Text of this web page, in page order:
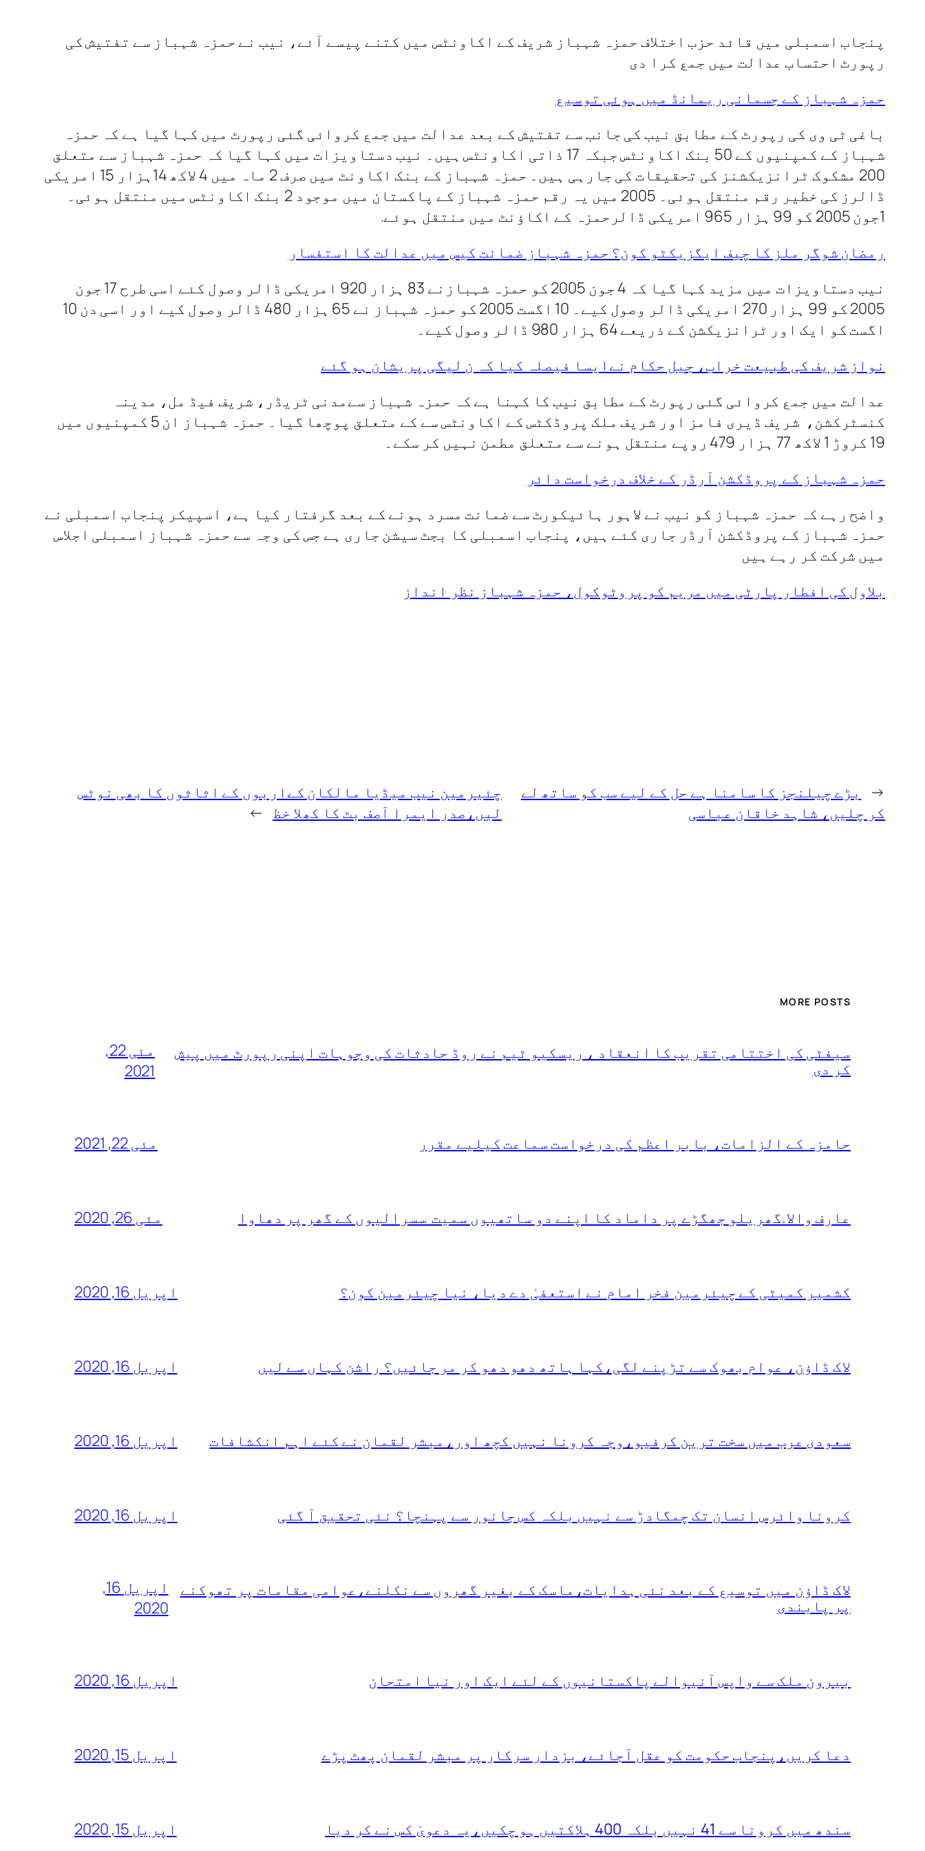
پنجاب اسمبلی میں قائد حزب اختلاف حمزہ شہباز شریف کے اکاونٹس میں کتنے پیسے آئے، نیب نے حمزہ شہباز سے تفتیش کی
رپورٹ احتساب عدالت میں جمع کرا دی
حمزہ شہباز کے جسمانی ریمانڈ میں ہوئی توسیع
باغی ٹی وی کی رپورٹ کے مطابق نیب کی جانب سے تفتیش کے بعد عدالت میں جمع کروائی گئی رپورٹ میں کہا گیا ہے کہ حمزہ
شہباز کے کمپنیوں کے 50 بنک اکاونٹس جبکہ 17 ذاتی اکاونٹس ہیں۔ نیب دستاویزات میں کہا گیا کہ حمزہ شہباز سے متعلق
200 مشکوک ٹرانزیکشنز کی تحقیقات کی جارہی ہیں۔ حمزہ شہباز کے بنک اکاونٹ میں صرف 2 ماہ میں 4 لاکھ 14ہزار 15 امریکی
ڈالرز کی خطیر رقم منتقل ہوئی۔ 2005 میں یہ رقم حمزہ شہباز کے پاکستان میں موجود 2 بنک اکاونٹس میں منتقل ہوئی۔
1جون 2005 کو 99 ہزار 965 امریکی ڈالرحمزہ کے اکاؤنٹ میں منتقل ہوئے.
رمضان شوگر ملز کا چیف ایگزیکٹو کون؟ حمزہ شہباز ضمانت کیس میں عدالت کا استفسار
نیب دستاویزات میں مزید کہا گیا کہ 4 جون 2005 کو حمزہ شہبازنے 83 ہزار 920 امریکی ڈالر وصول کئے اسی طرح 17 جون
2005 کو 99 ہزار 270 امریکی ڈالر وصول کیے۔ 10 اگست 2005 کو حمزہ شہباز نے 65 ہزار 480 ڈالر وصول کیے اور اسی دن 10
اگست کو ایک اور ٹرانزیکشن کے ذریعے 64 ہزار 980 ڈالر وصول کیے۔
نواز شریف کی طبیعت خراب، جیل حکام نےایسا فیصلہ کیا کہ ن لیگی پریشان ہو گئے
عدالت میں جمع کروائی گئی رپورٹ کے مطابق نیب کا کہنا ہے کہ حمزہ شہباز سےمدنی ٹریڈر، شریف فیڈ مل، مدینہ
کنسٹرکشن، شریف ڈیری فامز اور شریف ملک پروڈکٹس کے اکاونٹس سے کے متعلق پوچھا گیا۔ حمزہ شہباز ان 5 کمپنیوں میں
19 کروڑ 1 لاکھ 77 ہزار 479 روپے منتقل ہونے سے متعلق مطمن نہیں کر سکے۔
حمزہ شہباز کے پروڈکشن آرڈر کے خلاف درخواست دائر
واضح رہے کہ حمزہ شہباز کو نیب نے لاہور ہائیکورٹ سے ضمانت مسرد ہونے کے بعد گرفتار کیا ہے، اسپیکر پنجاب اسمبلی نے
حمزہ شہباز کے پروڈکشن آرڈر جاری کئے ہیں، پنجاب اسمبلی کا بجٹ سیشن جاری ہے جس کی وجہ سے حمزہ شہباز اسمبلی اجلاس
میں شرکت کر رہے ہیں
بلاول کی افطار پارٹی میں مریم کو پروٹوکول، حمزہ شہباز نظر انداز
←
بڑے چیلنجز کا سامنا ہے حل کے لیے سب کو ساتھ لے
کر چلیں، شاہد خاقان عباسی
چئیرمین نیب میڈیا مالکان کےاربوں کے اثاثوں کا بھی نوٹس
لیں،صدر ایمرا آصف بٹ کا کھلا خظ →
MORE POSTS
سیفٹی کی اختتامی تقریب کا انعقاد ، ریسکیو ٹیم نے روڈ حادثات کی وجوہات اپنی رپورٹ میں پیش
کر دی
مئی 22,
2021
حامزہ کے الزامات، بابر اعظم کی درخواست سماعت کیلیے مقرر مئی 22, 2021
عارف والا.گھریلو جھگڑے پر داماد کا اپنے دو ساتھیوں سمیت سسرالیوں کے گھر پر دھاوا مئی 26, 2020
کشمیر کمیٹی کے چیئرمین فخر امام نے استعفیٰ دے دیا، نیا چیئرمین کون؟ اپریل 16, 2020
لاک ڈاؤن، عوام بھوک سے تڑپنے لگی،کہا ہاتھ دھو دھو کر مر جائیں؟ راشن کہاں سے لیں اپریل 16, 2020
سعودی عرب میں سخت ترین کرفیو،وجہ کرونا نہیں کچھ اور،مبشر لقمان نے کئے اہم انکشافات اپریل 16, 2020
کرونا وائرس انسان تک چمگادڑ سے نہیں بلکہ کس جانور سے پہنچا؟ نئی تحقیق آ گئی اپریل 16, 2020
لاک ڈاؤن میں توسیع کے بعد نئی ہدایات،ماسک کے بغیر گھروں سے نکلنے،عوامی مقامات پر تھوکنے
پر پابندی
اپریل 16,
2020
بیرون ملک سے واپس آنیوالے پاکستانیوں کے لئے ایک اور نیا امتحان اپریل 16, 2020
دعا کریں،پنجاب حکومت کو عقل آجائے، بزدار سرکار پر مبشر لقمان پھٹ پڑے اپریل 15, 2020
سندھ میں کرونا سے 41 نہیں بلکہ 400 ہلاکتیں ہو چکیں،یہ دعویٰ کس نے کر دیا اپریل 15, 2020